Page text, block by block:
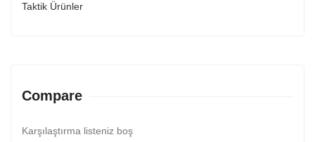
Taktik Ürünler
Compare
Karşılaştırma listeniz boş